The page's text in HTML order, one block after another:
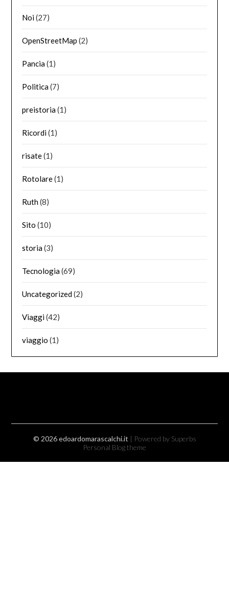
Noi(27)
OpenStreetMap (2)
Pancia(1)
Politica(7)
preistoria(1)
Ricordi(1)
risate(1)
Rotolare(1)
Ruth(8)
Sito (10)
storia(3)
Tecnologia(69)
Uncategorized(2)
Viaggi(42)
viaggio (1)
© 2026 edoardomarascalchi.it | Powered by Superbs
Personal Blog theme